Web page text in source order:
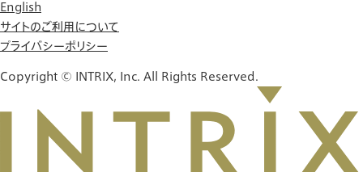
English
サイトのご利用について
プライバシーポリシー
Copyright © INTRIX, Inc. All Rights Reserved.